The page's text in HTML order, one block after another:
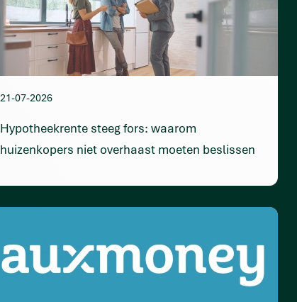
21-07-2026
Hypotheekrente steeg fors: waarom
huizenkopers niet overhaast moeten beslissen